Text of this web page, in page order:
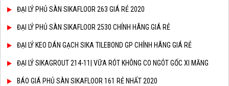
ĐẠI LÝ PHỦ SÀN SIKAFLOOR 263 GIÁ RẺ 2020
ĐẠI LÝ PHỦ SÀN SIKAFLOOR 2530 CHÍNH HÃNG GIÁ RẺ
ĐẠI LÝ KEO DÁN GẠCH SIKA TILEBOND GP CHÍNH HÃNG GIÁ RẺ
ĐẠI LÝ SIKAGROUT 214-11| VỮA RÓT KHÔNG CO NGÓT GỐC XI MĂNG
BÁO GIÁ PHỦ SÀN SIKAFLOOR 161 RẺ NHẤT 2020